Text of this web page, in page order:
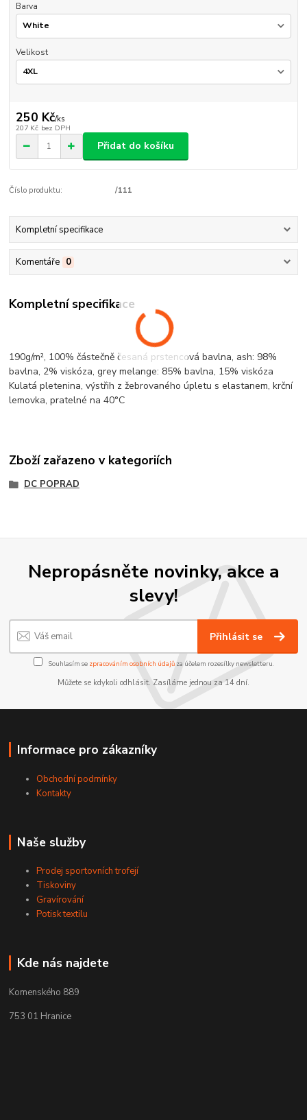
Barva
Velikost
250 Kč/ks
207 Kč bez DPH
Přidat do košíku
Číslo produktu: /111
Kompletní specifikace
Komentáře 0
Kompletní specifikace
190g/m², 100% částečně česaná prstencovábavlna, ash: 98%
bavlna, 2%viskóza, greymelange: 85%bavlna, 15%viskóza
Kulatá pletenina, výstřih z žebrovaného úpletu s elastanem,krční
lemovka, pratelné na 40°C
Zboží zařazeno v kategoriích
DC POPRAD
Nepropásněte novinky, akce a
slevy!
Přihlásit se
Souhlasím se zpracováním osobních údajůza účelem rozesílky newsletteru.
Můžete se kdykoli odhlásit. Zasíláme jednou za 14 dní.
Informace pro zákazníky
Obchodní podmínky
Kontakty
Naše služby
Prodej sportovních trofejí
Tiskoviny
Gravírování
Potisk textilu
Kde nás najdete
Komenského 889
753 01 Hranice